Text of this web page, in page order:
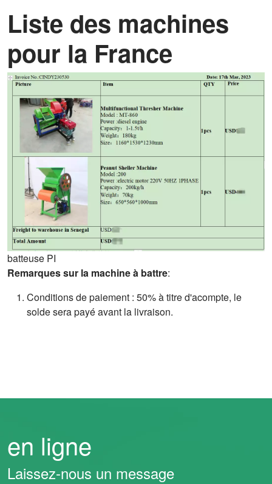
Liste des machines
pour la France
batteuse PI
Remarques sur la machine à battre:
Conditions de paiement : 50% à titre d'acompte, le
solde sera payé avant la livraison.
en ligne
Laissez-nous un message